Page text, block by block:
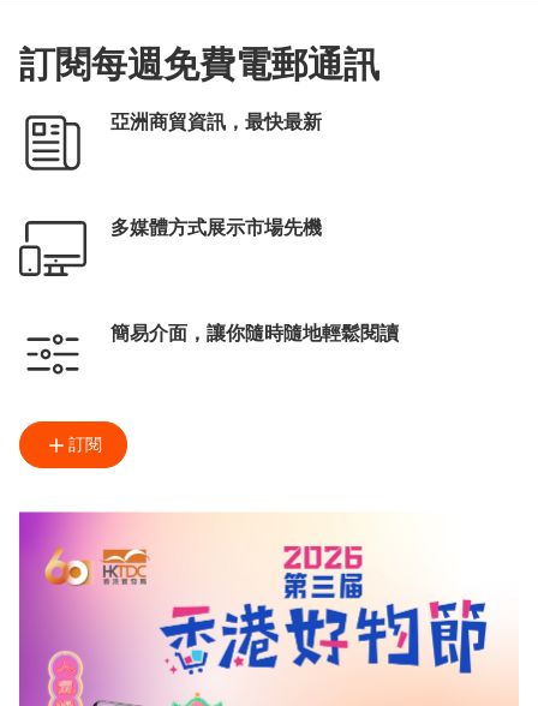
訂閱每週免費電郵通訊
亞洲商貿資訊，最快最新
多媒體方式展示市場先機
簡易介面，讓你隨時隨地輕鬆閱讀
訂閱